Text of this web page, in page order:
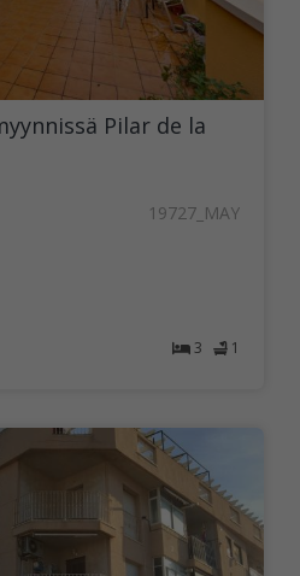
Pilar de la
19727_MAY
3 1